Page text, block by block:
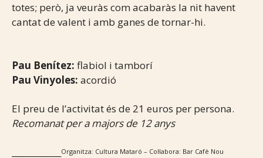
totes; però, ja veuràs com acabaràs la nit havent
cantat de valent i amb ganes de tornar-hi.
Pau Benítez: flabiol i tamborí
Pau Vinyoles: acordió
El preu de l’activitat és de 21 euros per persona.
Recomanat per a majors de 12 anys
Organitza: Cultura Mataró – Col·labora: Bar Cafè Nou